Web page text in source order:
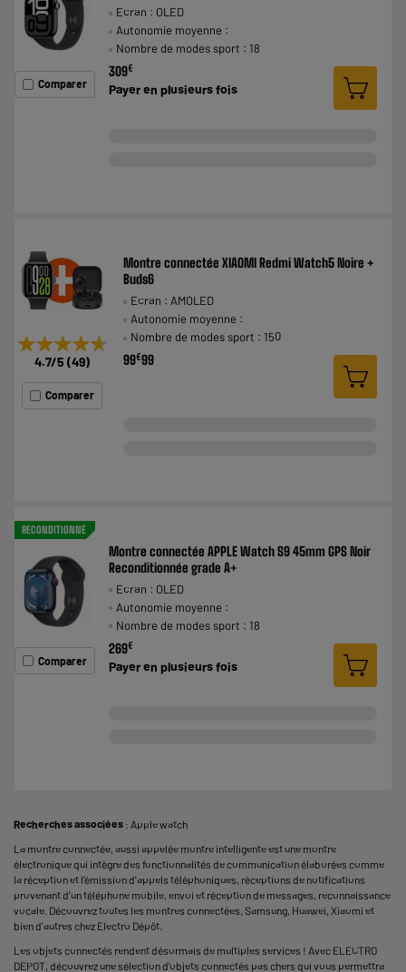
Comparer
Ecran : OLED
Autonomie moyenne :
Nombre de modes sport : 18
309€
Payer en plusieurs fois
★★★★★
★★★★★
4.7/5 (49)
Comparer
Montre connectée XIAOMI Redmi Watch5 Noire +
Buds6
Ecran : AMOLED
Autonomie moyenne :
Nombre de modes sport : 150
99€99
RECONDITIONNÉ
Comparer
Montre connectée APPLE Watch S9 45mm GPS Noir
Reconditionnée grade A+
Ecran : OLED
Autonomie moyenne :
Nombre de modes sport : 18
269€
Payer en plusieurs fois
Recherches associées : Apple watch
La montre connectée, aussi appelée montre intelligente est une montre
électronique qui intègre des fonctionnalités de communication élaborées comme
la réception et l’émission d'appels téléphoniques, réceptions de notifications
provenant d'un téléphone mobile, envoi et réception de messages, reconnaissance
vocale. Découvrez toutes les montres connectées, Samsung, Huawei, Xiaomi et
bien d’autres chez Electro Dépôt.
Les objets connectés rendent désormais de multiples services ! Avec ELECTRO
DEPOT, découvrez une sélection d'objets connectés pas chers qui vous permettra